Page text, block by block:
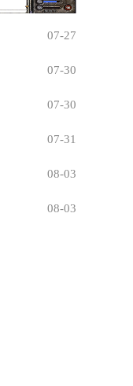
07-27
07-30
07-30
07-31
08-03
08-03